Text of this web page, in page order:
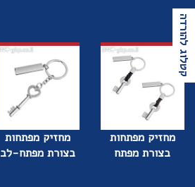
קטלוג להורדה
מחזיק מפתחות
בצורת מפתח
מחזיק מפתחות
בצורת מפתח-לב